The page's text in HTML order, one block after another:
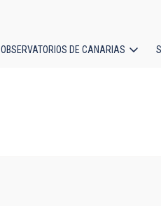
OBSERVATORIOS DE CANARIAS